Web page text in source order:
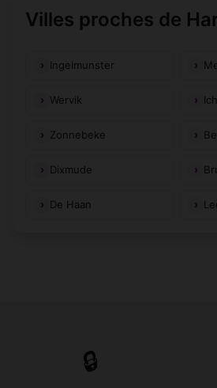
Villes proches de
Ingelmunster
Wervik
Zonnebeke
Dixmude
De Haan
🔒